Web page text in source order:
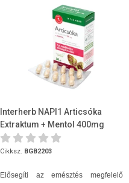
Interherb NAPI1 Articsóka
Extraktum + Mentol 400mg
30db
Cikksz. BGB2203
Elősegíti az emésztés megfelelő